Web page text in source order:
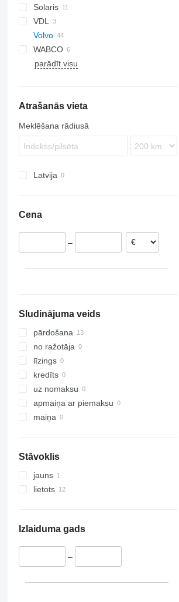
Solaris
Alpino
Urbino
VDL
Volvo
B-series
B7
B12
WABCO
parādīt visu
Atrašanās vieta
Meklēšana rādiusā
Latvija
Cena
–
Sludinājuma veids
pārdošana
no ražotāja
līzings
kredīts
uz nomaksu
apmaiņa ar piemaksu
maiņa
Stāvoklis
jauns
lietots
Izlaiduma gads
–